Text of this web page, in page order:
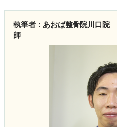
執筆者：あおば整骨院川口
師